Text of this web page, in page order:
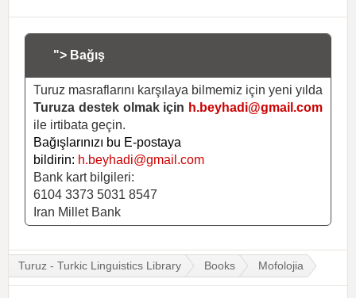
"> Bağış
Turuz masraflarını karşılaya bilmemiz için yeni yılda
Turuza destek olmak için h.beyhadi@gmail.com
ile irtibata geçin.
Bağışlarınızı bu E-postaya
bildirin: h.beyhadi@gmail.com
Bank kart bilgileri:
6104 3373 5031 8547
Iran Millet Bank
Turuz - Turkic Linguistics Library Books Mofolojia